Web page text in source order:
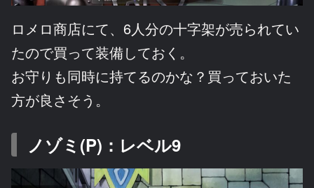
ロメロ商店にて、6人分の十字架が売られてい
たので買って装備しておく。
お守りも同時に持てるのかな？買っておいた
方が良さそう。
ノゾミ(P)：レベル9